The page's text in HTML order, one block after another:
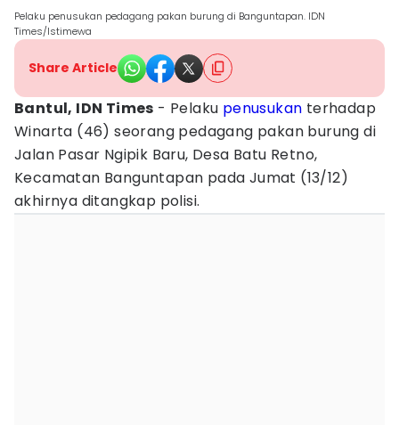
Pelaku penusukan pedagang pakan burung di Banguntapan. IDN
Times/Istimewa
Share Article
Bantul, IDN Times - Pelaku penusukan terhadap
Winarta (46) seorang pedagang pakan burung di
Jalan Pasar Ngipik Baru, Desa Batu Retno,
Kecamatan Banguntapan pada Jumat (13/12)
akhirnya ditangkap polisi.